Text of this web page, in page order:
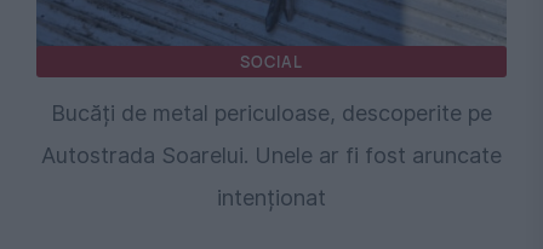
SOCIAL
Bucăți de metal periculoase, descoperite pe
Autostrada Soarelui. Unele ar fi fost aruncate
intenționat